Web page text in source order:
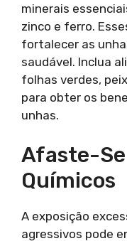
minerais
zinco e ferro.
fortalecer as
saudável. Inclua
folhas verdes,
para obter os
unhas.
Afaste-
Químicos
A exposição
agressivos pode